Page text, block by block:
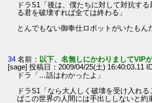
ドラS1「後は、僕たちに対して対抗す
る君を破壊すれば全ては終わる」
とんでもない御奉仕ロボットがいたもん
34 名前： 以下、名無しにかわりましてVIP
[sage] 投稿日：2009/04/25(土) 16:40:03.11
ドラ「…話はわかったよ」
ドラS1「なら大人しく破壊を受け入れ
ばこの世界の人間には手出ししないと約